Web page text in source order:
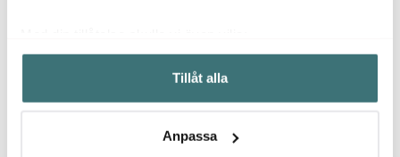
Samla in information om din geografiska plats som
kan ha en noggrannhet på upp till flera meter
Identifiera din enhet genom att aktivt skanna den för
Ta reda på mer om hur dina personliga uppgifter
Tillåt alla
Anpassa
Låt dig inspireras av våra kunder